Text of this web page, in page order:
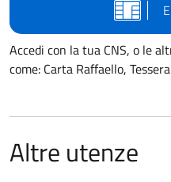
Accedi con la tua CNS, o le
come: Carta Raffaello,
Altre utenze